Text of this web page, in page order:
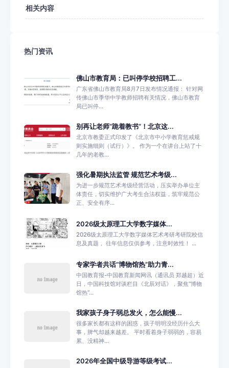
相关内容
热门资讯
佛山市教育局：已叫停学校招聘工...
广东省佛山市教育局8月7日发布情况通报： 针对网
传佛山市季华中学教师招聘有关情况，佛山市教育
局已叫停...
别再让老师“跪着教书”！北京这...
北京市教委正式印发了《北京市中小学教育惩戒规
则实施细则（试行）》。 作为一个在讲台上站了十
几年的老教...
强化暑期执法监管 规范艺术考级...
为进一步规范艺术考级经营活动，压实举办单位主
体责任，切实维护广大考生合法权益，筑牢规范公
正、安全有序...
2026级太原理工大学数字媒体...
2026级太原理工大学数字媒体艺术考研考研院校信
息及真题， 往年信息仅供参考，注意时效性！ ...
专家学者共话“博物馆热”助力青...
中国教育报-中国教育新闻网讯（通讯员 郑越超）近
日，中国科技馆对谈栏目《北辰对话》，聚焦“博物
馆热”...
我家孩子身子弱总发火，怎么能慢...
很多家长都有这样的困惑，孩子明明没经历什么大
事，脾气却越来越差。 平时看着身子弱弱的，容易
累、没精神...
2026年全国中级导游等级考试...